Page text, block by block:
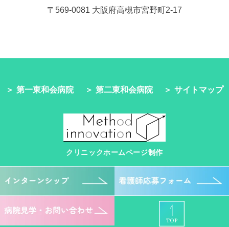
〒569-0081 大阪府高槻市宮野町2-17
第一東和会病院 第二東和会病院 サイトマップ
クリニックホームページ制作
©社会医療法人東和会